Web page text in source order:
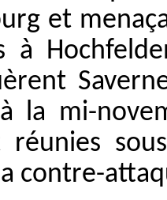
et
à
la mi-
réunies
contre-